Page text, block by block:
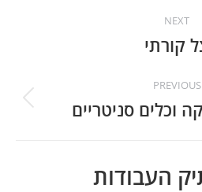
PREVIOUS
Previous
וכלים סניטריים
NEXT
Next
קורתי
העבודות